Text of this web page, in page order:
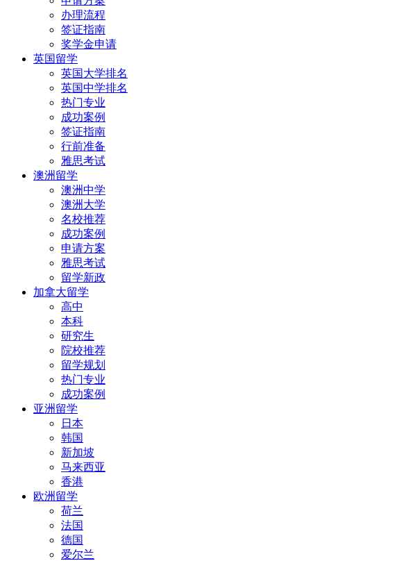
办理流程
签证指南
奖学金申请
英国留学
英国大学排名
英国中学排名
热门专业
成功案例
签证指南
行前准备
雅思考试
澳洲留学
澳洲中学
澳洲大学
名校推荐
成功案例
申请方案
雅思考试
留学新政
加拿大留学
高中
本科
研究生
院校推荐
留学规划
热门专业
成功案例
亚洲留学
日本
韩国
新加坡
马来西亚
香港
欧洲留学
荷兰
法国
德国
爱尔兰